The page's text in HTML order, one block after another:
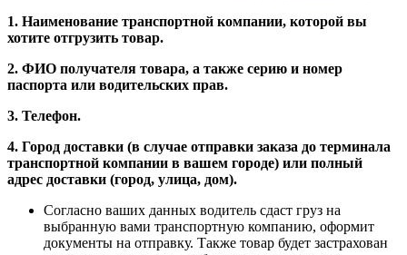
1. Наименование транспортной компании, которой вы
хотите отгрузить товар.
2. ФИО получателя товара, а также серию и номер
паспорта или водительских прав.
3. Телефон.
4. Город доставки (в случае отправки заказа до терминала
транспортной компании в вашем городе) или полный
адрес доставки (город, улица, дом).
Согласно ваших данных водитель сдаст груз на
выбранную вами транспортную компанию, оформит
документы на отправку. Также товар будет застрахован